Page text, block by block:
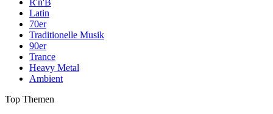
R'n'B
Latin
70er
Traditionelle Musik
90er
Trance
Heavy Metal
Ambient
Top Themen